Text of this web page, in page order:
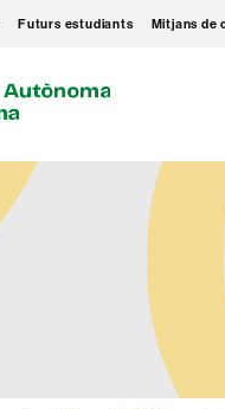
Futurs estudiants Mitjans de
A